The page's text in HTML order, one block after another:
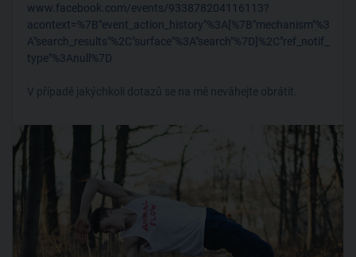
www.facebook.com/events/933878204116113?
acontext=%7B"event_action_history"%3A[%7B"mechanism"%3
A"search_results"%2C"surface"%3A"search"%7D]%2C"ref_notif_
type"%3Anull%7D
V případě jakýchkoli dotazů se na mě neváhejte obrátit.